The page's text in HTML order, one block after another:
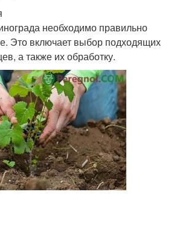
необходимо правильно
Это включает выбор подходящих
а также их обработку.